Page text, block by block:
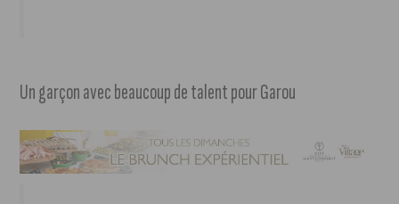
Un garçon avec beaucoup de talent pour Garou